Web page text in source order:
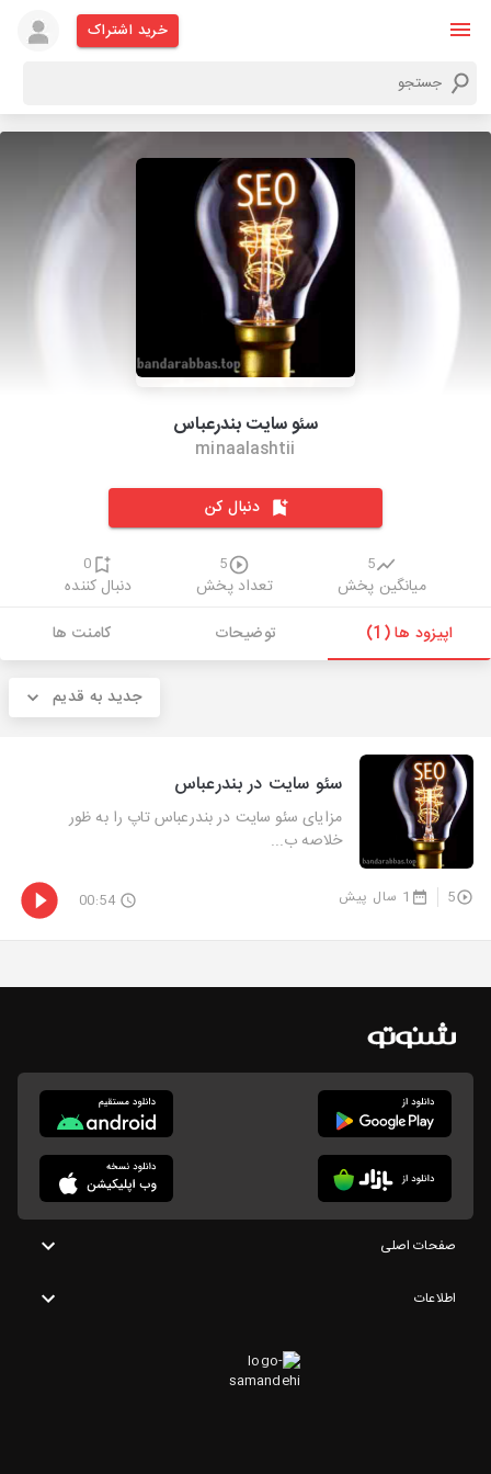
خرید اشتراک
سئو سایت بندرعباس
minaalashtii
دنبال کن
5
میانگین پخش
5
تعداد پخش
0
دنبال کننده
اپیزود ها (1)
توضیحات کامنت ها
جدید به قدیم
سئو سایت در بندرعباس
مزایای سئو سایت در بندرعباس تاپ را به ظور
خلاصه ب...
5 1 سال پیش 00:54
صفحات اصلی
اطلاعات